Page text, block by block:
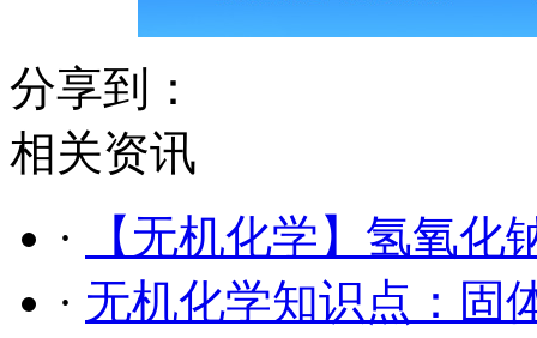
分享到：
相关资讯
·
【无机化学】氢氧化
· 无机化学知识点：固